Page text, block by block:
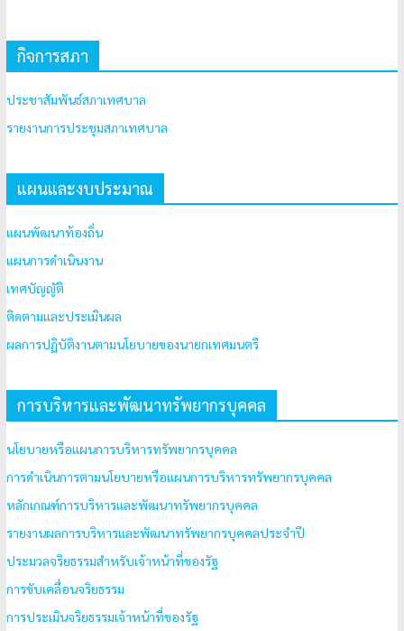
กิจการสภา
ประชาสัมพันธ์สภาเทศบาล
รายงานการประชุมสภาเทศบาล
แผนและงบประมาณ
แผนพัฒนาท้องถิ่น
แผนการดำเนินงาน
เทศบัญญัติ
ติดตามและประเมินผล
ผลการปฏิบัติงานตามนโยบายของนายกเทศมนตรี
การบริหารและพัฒนาทรัพยากรบุคคล
นโยบายหรือแผนการบริหารทรัพยากรบุคคล
การดำเนินการตามนโยบายหรือแผนการบริหารทรัพยากรบุคคล
หลักเกณฑ์การบริหารและพัฒนาทรัพยากรบุคคล
รายงานผลการบริหารและพัฒนาทรัพยากรบุคคลประจำปี
ประมวลจริยธรรมสำหรับเจ้าหน้าที่ของรัฐ
การขับเคลื่อนจริยธรรม
การประเมินจริยธรรมเจ้าหน้าที่ของรัฐ